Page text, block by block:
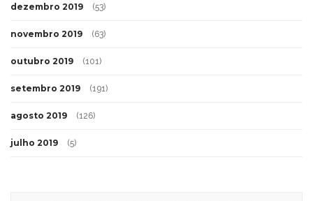
dezembro 2019 (53)
novembro 2019 (63)
outubro 2019 (101)
setembro 2019 (191)
agosto 2019 (126)
julho 2019 (5)